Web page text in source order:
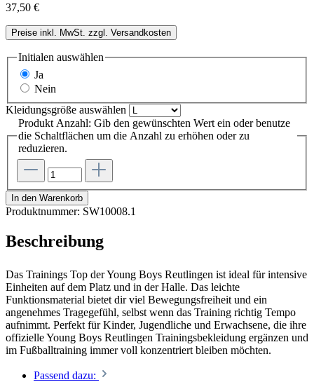
37,50 €
Preise inkl. MwSt. zzgl. Versandkosten
Initialen auswählen
Ja
Nein
Kleidungsgröße auswählen
Produkt Anzahl: Gib den gewünschten Wert ein oder benutze
die Schaltflächen um die Anzahl zu erhöhen oder zu
reduzieren.
In den Warenkorb
Produktnummer: SW10008.1
Beschreibung
Das Trainings Top der Young Boys Reutlingen ist ideal für intensive
Einheiten auf dem Platz und in der Halle. Das leichte
Funktionsmaterial bietet dir viel Bewegungsfreiheit und ein
angenehmes Tragegefühl, selbst wenn das Training richtig Tempo
aufnimmt. Perfekt für Kinder, Jugendliche und Erwachsene, die ihre
offizielle Young Boys Reutlingen Trainingsbekleidung ergänzen und
im Fußballtraining immer voll konzentriert bleiben möchten.
Passend dazu: